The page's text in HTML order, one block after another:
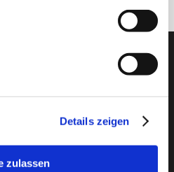
Details zeigen
zulassen